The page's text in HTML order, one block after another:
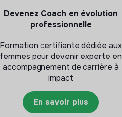
Devenez Coach en évolution
professionnelle
Formation certifiante dédiée aux
femmes pour devenir experte en
accompagnement de carrière à
impact
En savoir plus